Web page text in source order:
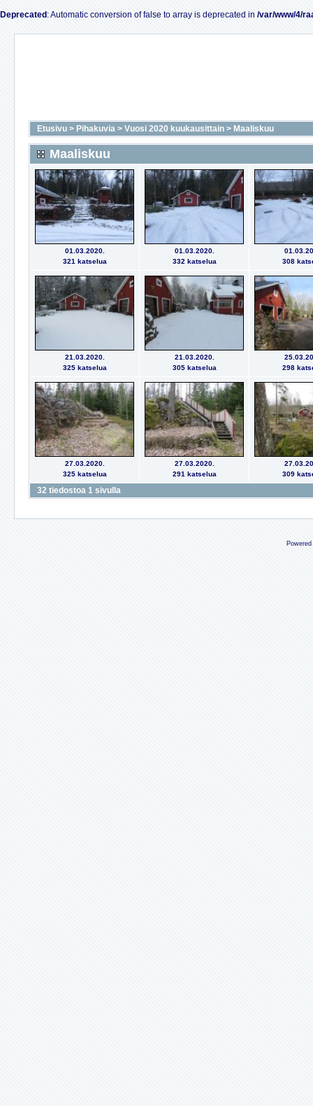
Deprecated : Automatic conversion of false to array is deprecated in /var/www/4/
Etusivu > Pihakuvia > Vuosi 2020 kuukausittain > Maaliskuu
Maaliskuu
01.03.2020.
321 katselua
01.03.2020.
332 katselua
308
21.03.2020.
325 katselua
21.03.2020.
305 katselua
298
27.03.2020.
325 katselua
27.03.2020.
291 katselua
309
32 tiedostoa 1 sivulla